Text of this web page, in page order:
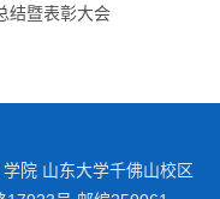
结暨表彰大会
院 山东大学千佛山校区